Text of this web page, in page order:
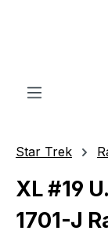
Star Trek
XL #19
1701-J